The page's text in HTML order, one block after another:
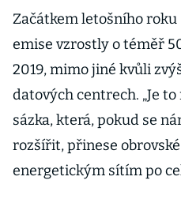
Začátkem letošního roku
emise vzrostly o téměř
2019, mimo jiné kvůli
datových centrech. „Je
sázka, která, pokud se
rozšířit, přinese
energetickým sítím po